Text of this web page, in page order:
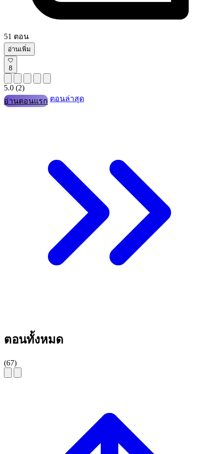
51 ตอน
อ่านเพิ่ม
8
5.0 (2)
อ่านตอนแรก ตอนล่าสุด
ตอนทั้งหมด
(67)